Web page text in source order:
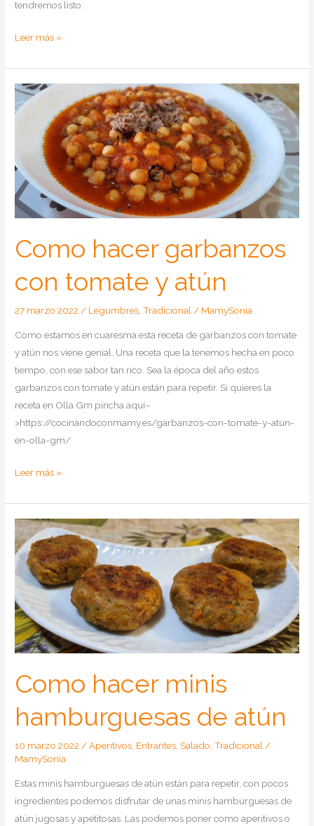
tendremos listo.
Como
arroz
con
atún
Leer más »
Como hacer garbanzos
con tomate y atún
27 marzo 2022 / Legumbres ,Tradicional / MamySonia
Como estamos en cuaresma esta receta de garbanzos con tomate
y atún nos viene genial. Una receta que la tenemos hecha en poco
tiempo, con ese sabor tan rico. Sea la época del año estos
garbanzos con tomate y atún están para repetir. Si quieres la
receta en Olla Gm pincha aquí–
>https://cocinandoconmamy.es/garbanzos-con-tomate-y-atun-
en-olla-gm/
Como
garbanzos
con
tomate
y
atún
Leer más »
Como hacer minis
hamburguesas de atún
10 marzo 2022 /Aperitivos Entrantes ,Salado ,Tradicional /
MamySonia
Estas minis hamburguesas de atún están para repetir, con pocos
ingredientes podemos disfrutar de unas minis hamburguesas de
atún jugosas y apetitosas. Las podemos poner como aperitivos o